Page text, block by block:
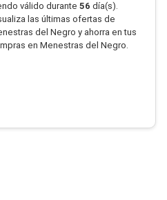
válido durante 56 día(s).
las últimas ofertas de
del Negro y ahorra en tus
en Menestras del Negro.